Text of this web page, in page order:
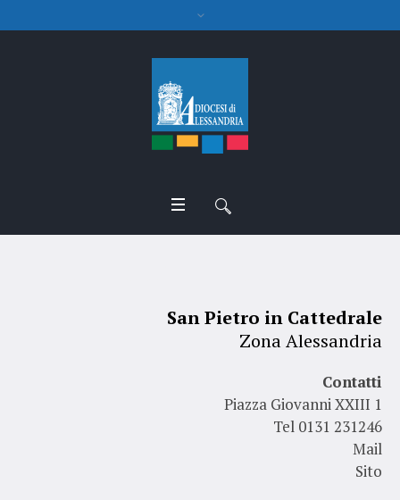
San Pietro in Cattedrale
Zona Alessandria
Contatti
Piazza Giovanni XXIII 1
Tel 0131 231246
Mail
Sito